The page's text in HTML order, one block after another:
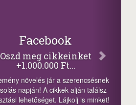
Facebook
meg cikkeinket
+1.000.000 Ft...
növelés jár a szerencsésnek
napján! A cikkek alján találsz
lehetőséget. Lájkolj is minket!